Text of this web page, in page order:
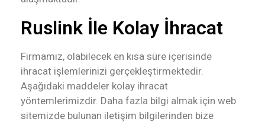
Ruslink İle Kolay İhracat
Firmamız, olabilecek en kısa süre içerisinde
ihracat işlemlerinizi gerçekleştirmektedir.
Aşağıdaki maddeler kolay ihracat
yöntemlerimizdir. Daha fazla bilgi almak için web
sitemizde bulunan iletişim bilgilerinden bize